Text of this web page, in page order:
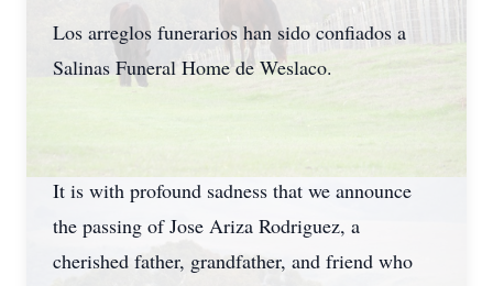
Los arreglos funerarios han sido confiados a
Salinas Funeral Home de Weslaco.
It is with profound sadness that we announce
the passing of Jose Ariza Rodriguez, a
cherished father, grandfather, and friend who